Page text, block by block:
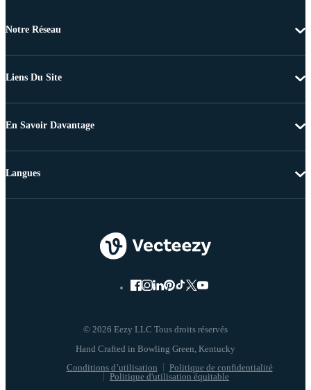
Notre Réseau
Liens Du Site
En Savoir Davantage
© 2026 Eezy LLC Tous droits réservés
Conditions d’utilisation
Politique de confidentialité
Politique d'utilisation équitable
Langues